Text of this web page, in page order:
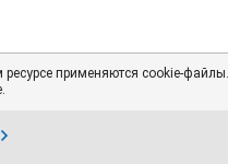
применяются cookie-